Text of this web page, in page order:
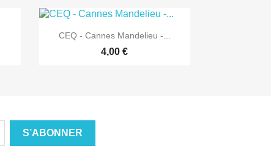
 Aperçu rapide
CEQ - Cannes Mandelieu -...
4,00 €